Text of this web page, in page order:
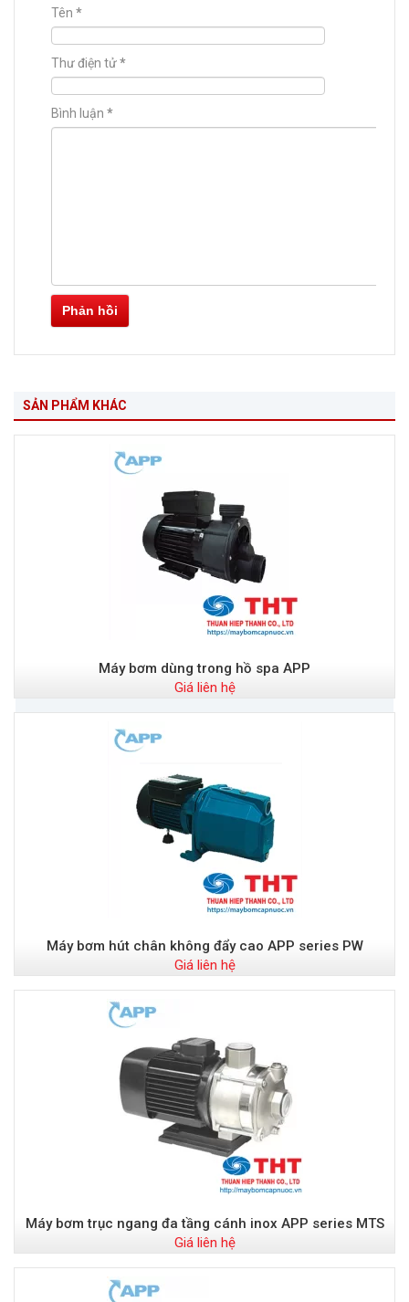
Tên *
Thư điện tử*
Bình luận *
Phản hồi
SẢN PHẨM KHÁC
Máy bơm dùng trong hồ spa APP
Giá liên hệ
Máy bơm hút chân không đẩy cao APP series PW
Giá liên hệ
Máy bơm trục ngang đa tầng cánh inox APP series MTS
Giá liên hệ